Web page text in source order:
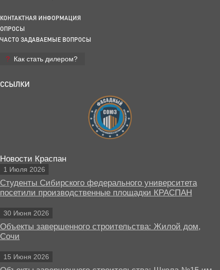
КОНТАКТНАЯ ИНФОРМАЦИЯ
ОПРОСЫ
ЧАСТО ЗАДАВАЕМЫЕ ВОПРОСЫ
Как стать дилером?
ССЫЛКИ
Новости Краспан
1 Июля 2026
Студенты Сибирского федерального университета
посетили производственные площадки КРАСПАН
30 Июня 2026
Объекты завершенного строительства: Жилой дом,
Сочи
15 Июня 2026